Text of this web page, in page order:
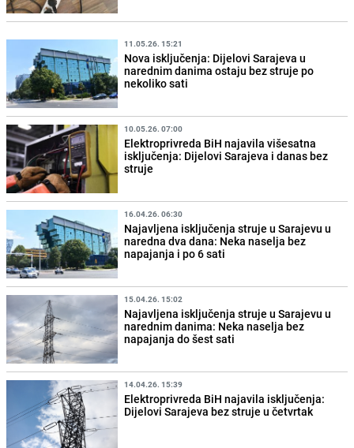
11.05.26. 15:21
Nova isključenja: Dijelovi Sarajeva u
narednim danima ostaju bez struje po
nekoliko sati
10.05.26. 07:00
Elektroprivreda BiH najavila višesatna
isključenja: Dijelovi Sarajeva i danas bez
struje
16.04.26. 06:30
Najavljena isključenja struje u Sarajevu u
naredna dva dana: Neka naselja bez
napajanja i po 6 sati
15.04.26. 15:02
Najavljena isključenja struje u Sarajevu u
narednim danima: Neka naselja bez
napajanja do šest sati
14.04.26. 15:39
Elektroprivreda BiH najavila isključenja:
Dijelovi Sarajeva bez struje u četvrtak